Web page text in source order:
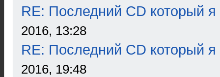
RE: Последний CD который я
2016, 13:28
RE: Последний CD который я
2016, 19:48